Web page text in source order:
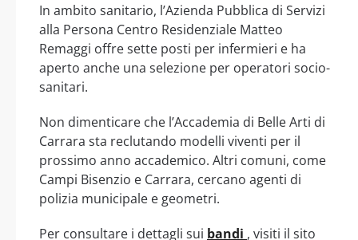
In ambito sanitario, l’Azienda Pubblica di Servizi
alla Persona Centro Residenziale Matteo
Remaggi offre sette posti per infermieri e ha
aperto anche una selezione per operatori socio-
sanitari.
Non dimenticare che l’Accademia di Belle Arti di
Carrara sta reclutando modelli viventi per il
prossimo anno accademico. Altri comuni, come
Campi Bisenzio e Carrara, cercano agenti di
polizia municipale e geometri.
Per consultare i dettagli sui bandi , visiti il sito